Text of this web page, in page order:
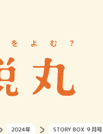
2024年 STORY BOX ９月号